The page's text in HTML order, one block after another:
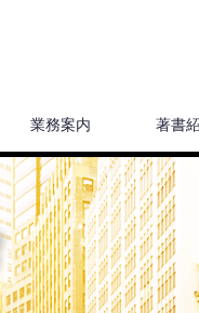
業務案内 著書